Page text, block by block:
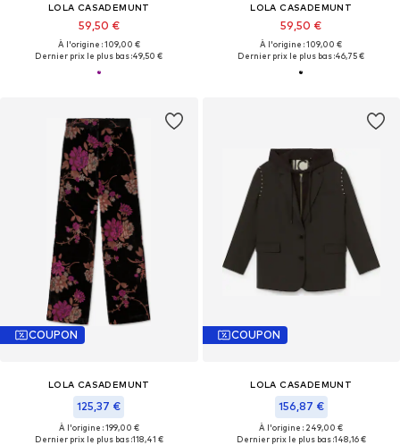
LOLA CASADEMUNT
59,50 €
À l'origine : 109,00 €
Dernier prix le plus bas :49,50 €
LOLA CASADEMUNT
59,50 €
À l'origine : 109,00 €
Dernier prix le plus bas :46,75 €
COUPON
LOLA CASADEMUNT
125,37 €
À l'origine : 199,00 €
Dernier prix le plus bas :118,41 €
COUPON
LOLA CASADEMUNT
156,87 €
À l'origine : 249,00 €
Dernier prix le plus bas :148,16 €